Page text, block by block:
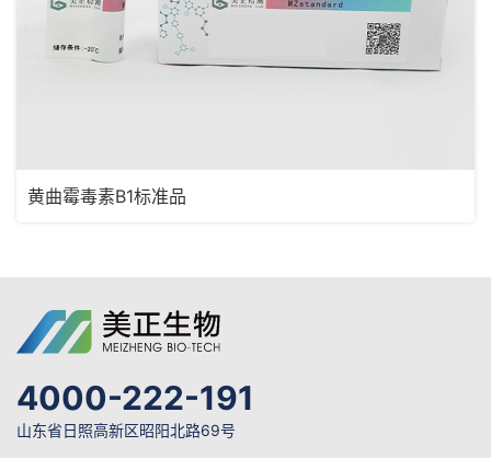
黄曲霉毒素B1标准品
4000-222-191
山东省日照高新区昭阳北路69号